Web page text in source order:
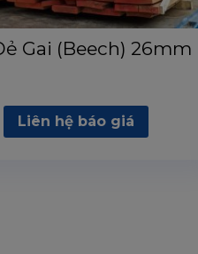
Gai (Beech) 26mm
Liên hệ báo giá